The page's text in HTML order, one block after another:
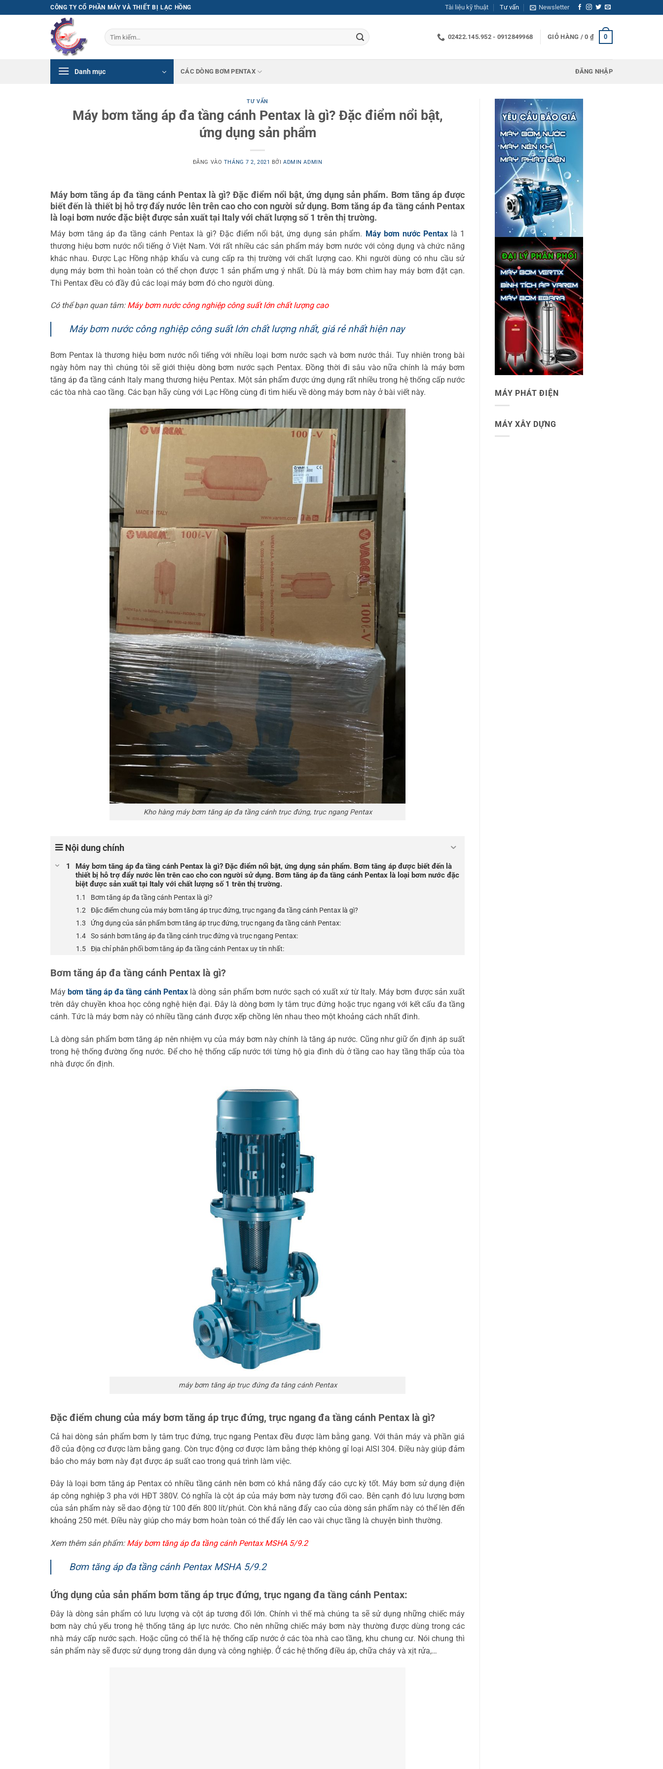
qua
CÔNG TY CỔ PHẦN MÁY VÀ THIẾT BỊ LẠC HỒNG Tài liệu kỹ thuật Tư vấn Newsletter
Tìm
kiếm:
02422.145.952 - 0912849968 GIỎ HÀNG /0 ₫ 0
Danh mục CÁC DÒNG BƠM PENTAX ĐĂNG NHẬP
TƯ VẤN
Máy bơm tăng áp đa tầng cánh Pentax là gì? Đặc điểm nổi bật,
ứng dụng sản phẩm
ĐĂNG VÀO THÁNG 7 2, 2021 BỞIADMIN ADMIN
Máy bơm tăng áp đa tầng cánh Pentax là gì? Đặc điểm nổi bật, ứng dụng sản phẩm. Bơm tăng áp được
biết đến là thiết bị hỗ trợ đẩy nước lên trên cao cho con người sử dụng. Bơm tăng áp đa tầng cánh Pentax
là loại bơm nước đặc biệt được sản xuất tại Italy với chất lượng số 1 trên thị trường.
Máy bơm tăng áp đa tầng cánh Pentax là gì? Đặc điểm nổi bật, ứng dụng sản phẩm. Máy bơm nước Pentaxlà 1
thương hiệu bơm nước nổi tiếng ở Việt Nam. Với rất nhiều các sản phẩm máy bơm nước với công dụng và chức năng
khác nhau. Được Lạc Hồng nhập khẩu và cung cấp ra thị trường với chất lượng cao. Khi người dùng có nhu cầu sử
dụng máy bơm thì hoàn toàn có thể chọn được 1 sản phẩm ưng ý nhất. Dù là máy bơm chìm hay máy bơm đặt cạn.
Thì Pentax đều có đầy đủ các loại máy bơm đó cho người dùng.
Có thể bạn quan tâm: Máy bơm nước công nghiệp công suất lớn chất lượng cao
Máy bơm nước công nghiệp công suất lớn chất lượng nhất, giá rẻ nhất hiện nay
Bơm Pentax là thương hiệu bơm nước nổi tiếng với nhiều loại bơm nước sạch và bơm nước thải. Tuy nhiên trong bài
ngày hôm nay thì chúng tôi sẽ giới thiệu dòng bơm nước sạch Pentax. Đồng thời đi sâu vào nữa chính là máy bơm
tăng áp đa tầng cánh Italy mang thương hiệu Pentax. Một sản phẩm được ứng dụng rất nhiều trong hệ thống cấp nước
các tòa nhà cao tầng. Các bạn hãy cùng với Lạc Hồng cùng đi tìm hiểu về dòng máy bơm này ở bài viết này.
Kho hàng máy bơm tăng áp đa tầng cánh trục đứng, trục ngang Pentax
Nội dung chính
Máy bơm tăng áp đa tầng cánh Pentax là gì? Đặc điểm nổi bật, ứng dụng sản phẩm. Bơm tăng áp được biết đến là
thiết bị hỗ trợ đẩy nước lên trên cao cho con người sử dụng. Bơm tăng áp đa tầng cánh Pentax là loại bơm nước đặc
biệt được sản xuất tại Italy với chất lượng số 1 trên thị trường.
Bơm tăng áp đa tầng cánh Pentax là gì?
Đặc điểm chung của máy bơm tăng áp trục đứng, trục ngang đa tầng cánh Pentax là gì?
Ứng dụng của sản phẩm bơm tăng áp trục đứng, trục ngang đa tầng cánh Pentax:
So sánh bơm tăng áp đa tầng cánh trục đứng và trục ngang Pentax:
Địa chỉ phân phối bơm tăng áp đa tầng cánh Pentax uy tín nhất:
Bơm tăng áp đa tầng cánh Pentax là gì?
Máy bơm tăng áp đa tầng cánh Pentaxlà dòng sản phẩm bơm nước sạch có xuất xứ từ Italy. Máy bơm được sản xuất
trên dây chuyền khoa học công nghệ hiện đại. Đây là dòng bơm ly tâm trục đứng hoặc trục ngang với kết cấu đa tầng
cánh. Tức là máy bơm này có nhiều tầng cánh được xếp chồng lên nhau theo một khoảng cách nhất đinh.
Là dòng sản phẩm bơm tăng áp nên nhiệm vụ của máy bơm này chính là tăng áp nước. Cũng như giữ ổn định áp suất
trong hệ thống đường ống nước. Để cho hệ thống cấp nước tới từng hộ gia đình dù ở tầng cao hay tầng thấp của tòa
nhà được ổn định.
máy bơm tăng áp trục đứng đa tâng cánh Pentax
Đặc điểm chung của máy bơm tăng áp trục đứng, trục ngang đa tầng cánh Pentax là gì?
Cả hai dòng sản phẩm bơm ly tâm trục đứng, trục ngang Pentax đều được làm bằng gang. Với thân máy và phần giá
đỡ của động cơ được làm bằng gang. Còn trục động cơ được làm bằng thép không gỉ loại AISI 304. Điều này giúp đảm
bảo cho máy bơm này đạt được áp suất cao trong quá trình làm việc.
Đây là loại bơm tăng áp Pentax có nhiều tầng cánh nên bơm có khả năng đẩy cáo cực kỳ tốt. Máy bơm sử dụng điện
áp công nghiệp 3 pha với HĐT 380V. Có nghĩa là cột áp của máy bơm này tương đối cao. Bên cạnh đó lưu lượng bơm
của sản phẩm này sẽ dao động từ 100 đến 800 lít/phút. Còn khả năng đẩy cao của dòng sản phẩm này có thể lên đến
khoảng 250 mét. Điều này giúp cho máy bơm hoàn toàn có thể đẩy lên cao vài chục tầng là chuyện bình thường.
Xem thêm sản phẩm: Máy bơm tăng áp đa tầng cánh Pentax MSHA 5/9.2
Bơm tăng áp đa tầng cánh Pentax MSHA 5/9.2
Ứng dụng của sản phẩm bơm tăng áp trục đứng, trục ngang đa tầng cánh Pentax:
Đây là dòng sản phẩm có lưu lượng và cột áp tương đối lớn. Chính vì thế mà chúng ta sẽ sử dụng những chiếc máy
bơm này chủ yếu trong hệ thống tăng áp lực nước. Cho nên những chiếc máy bơm này thường được dùng trong các
nhà máy cấp nước sạch. Hoặc cũng có thể là hệ thống cấp nước ở các tòa nhà cao tầng, khu chung cư. Nói chung thì
sản phẩm này sẽ được sử dụng trong dân dụng và công nghiệp. Ở các hệ thống điều áp, chữa cháy và xịt rửa,…
MÁY PHÁT ĐIỆN
MÁY XÂY DỰNG